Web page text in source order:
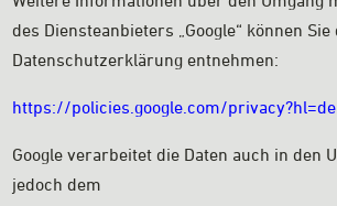
des Diensteanbieters „Google“ können Sie
Datenschutzerklärung entnehmen:
https://policies.google.com/privacy?hl=de
Google verarbeitet die Daten auch in den
jedoch dem